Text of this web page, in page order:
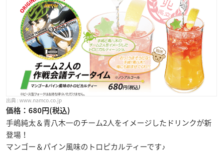
www.namco.co.jp
価格：680円(税込)
手嶋純太＆青八木一のチーム2人をイメージしたドリンクが新
登場！
マンゴー＆パイン風味のトロピカルティーです♪